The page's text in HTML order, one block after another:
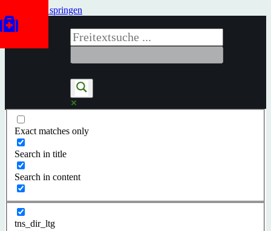
Zum Inhalt springen
Exact matches only
Search in title
Search in content
tns_dir_ltg